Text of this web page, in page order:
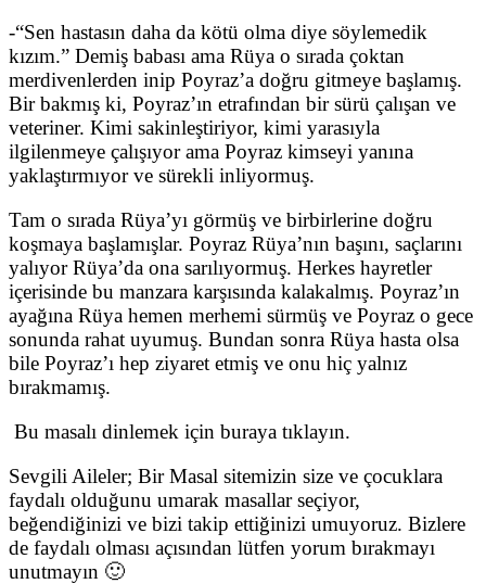
-“Sen hastasın daha da kötü olma diye söylemedik
kızım.” Demiş babası ama Rüya o sırada çoktan
merdivenlerden inip Poyraz’a doğru gitmeye başlamış.
Bir bakmış ki, Poyraz’ın etrafından bir sürü çalışan ve
veteriner. Kimi sakinleştiriyor, kimi yarasıyla
ilgilenmeye çalışıyor ama Poyraz kimseyi yanına
yaklaştırmıyor ve sürekli inliyormuş.
Tam o sırada Rüya’yı görmüş ve birbirlerine doğru
koşmaya başlamışlar. Poyraz Rüya’nın başını, saçlarını
yalıyor Rüya’da ona sarılıyormuş. Herkes hayretler
içerisinde bu manzara karşısında kalakalmış. Poyraz’ın
ayağına Rüya hemen merhemi sürmüş ve Poyraz o gece
sonunda rahat uyumuş. Bundan sonra Rüya hasta olsa
bile Poyraz’ı hep ziyaret etmiş ve onu hiç yalnız
bırakmamış.
Bu masalı dinlemek için buraya tıklayın.
Sevgili Aileler; Bir Masal sitemizin size ve çocuklara
faydalı olduğunu umarak masallar seçiyor,
beğendiğinizi ve bizi takip ettiğinizi umuyoruz. Bizlere
de faydalı olması açısından lütfen yorum bırakmayı
unutmayın 🙂